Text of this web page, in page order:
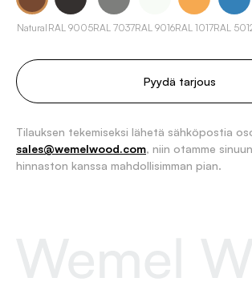
Natural RAL 9005RAL 7037RAL 9016RAL 1017RAL
Pyydä tarjous
Tilauksen tekemiseksi lähetä sähköpostia
sales@wemelwood.com, niin otamme
hinnaston kanssa mahdollisimman pian.